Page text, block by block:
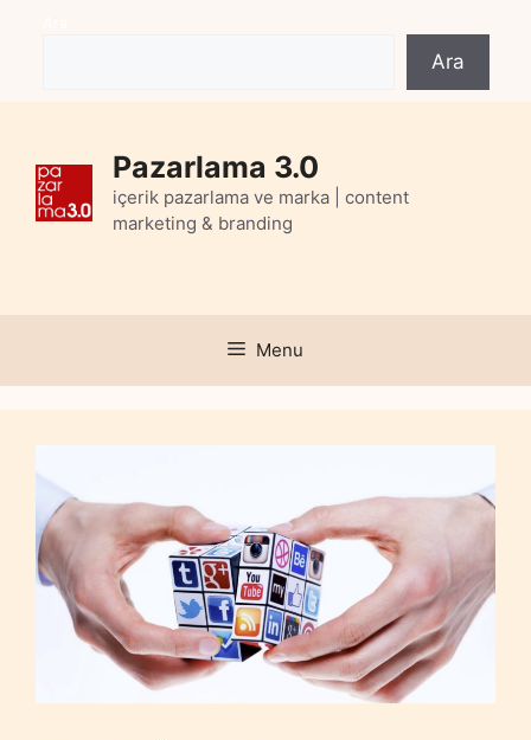
Ara
Pazarlama 3.0
içerik pazarlama ve marka | content
marketing & branding
Menu